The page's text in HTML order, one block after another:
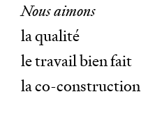
Nous aimons
la qualité
le travail bien fait
la co-construction